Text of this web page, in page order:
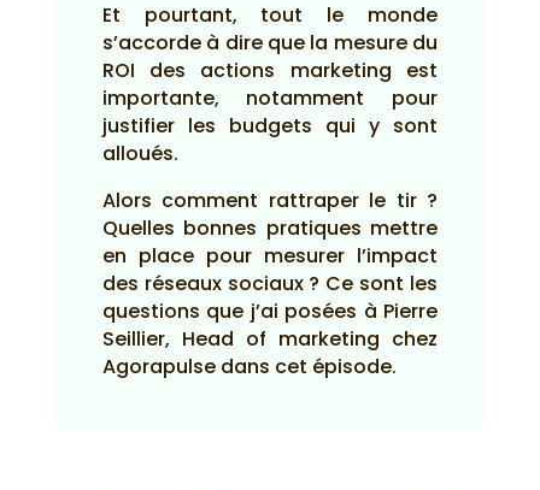
Et pourtant, tout le monde
s’accorde à dire que la mesure du
ROI des actions marketing est
importante, notamment pour
justifier les budgets qui y sont
alloués.
Alors comment rattraper le tir ?
Quelles bonnes pratiques mettre
en place pour mesurer l’impact
des réseaux sociaux ? Ce sont les
questions que j’ai posées à Pierre
Seillier, Head of marketing chez
Agorapulse dans cet épisode.